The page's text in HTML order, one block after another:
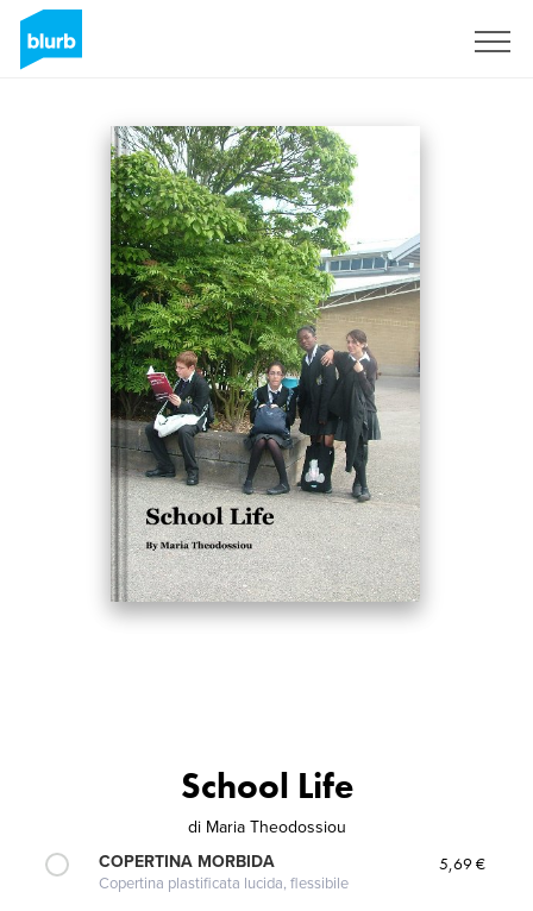
School Life
di Maria Theodossiou
COPERTINA MORBIDA
Copertina plastificata lucida, flessibile
5,69 €